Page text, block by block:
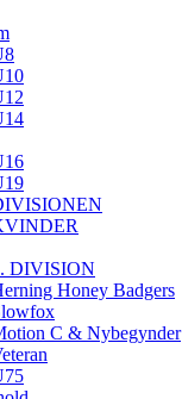
DIVISION
Honey Badgers
C & Nybegynder